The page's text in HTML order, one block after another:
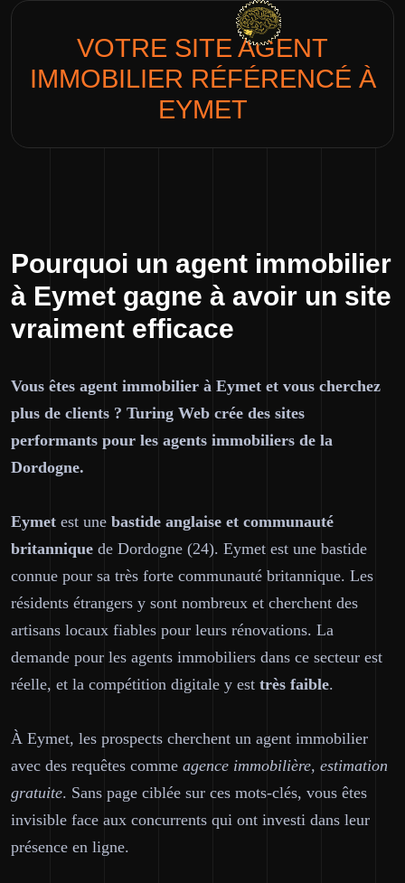
VOTRE SITE AGENT
IMMOBILIER RÉFÉRENCÉ À
EYMET
Pourquoi un agent immobilier
à Eymet gagne à avoir un site
vraiment efficace
Vous êtes agent immobilier à Eymet et vous cherchez
plus de clients ? Turing Web crée des sites
performants pour les agents immobiliers de la
Dordogne.
Eymet est une bastide anglaise et communauté
britannique de Dordogne (24). Eymet est une bastide
connue pour sa très forte communauté britannique. Les
résidents étrangers y sont nombreux et cherchent des
artisans locaux fiables pour leurs rénovations. La
demande pour les agents immobiliers dans ce secteur est
réelle, et la compétition digitale y est très faible.
À Eymet, les prospects cherchent un agent immobilier
avec des requêtes comme agence immobilière, estimation
gratuite. Sans page ciblée sur ces mots-clés, vous êtes
invisible face aux concurrents qui ont investi dans leur
présence en ligne.